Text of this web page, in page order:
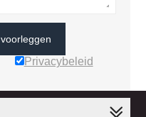
voorleggen
Privacybeleid